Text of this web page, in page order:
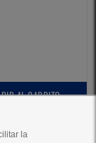
AL CARRITO
la